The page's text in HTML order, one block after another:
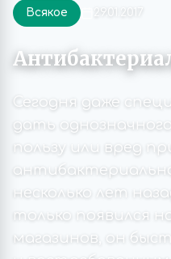
Всякое 29.01.2017
Сегодня даже
дать
пользу или вред
несколько лет
только появился
магазинов, он